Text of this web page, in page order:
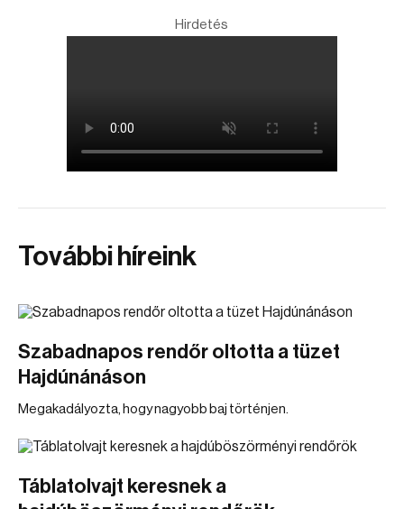
Hirdetés
További híreink
Szabadnapos rendőr oltotta a tüzet
Hajdúnánáson
Megakadályozta, hogy nagyobb baj történjen.
Táblatolvajt keresnek a